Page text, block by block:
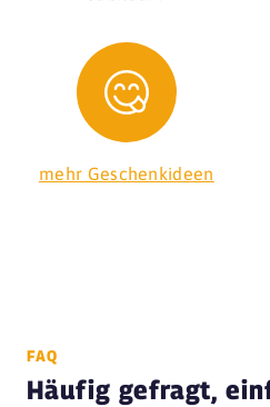
mehr Geschenkideen
FAQ
Häufig gefragt,